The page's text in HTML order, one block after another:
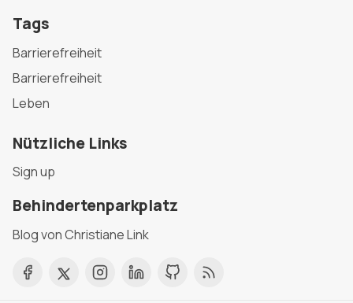
Tags
Barrierefreiheit
Barrierefreiheit
Leben
Nützliche Links
Sign up
Behindertenparkplatz
Blog von Christiane Link